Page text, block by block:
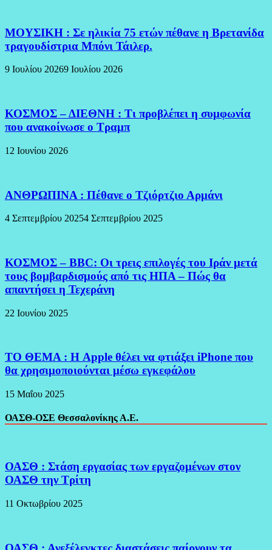
ΜΟΥΣΙΚΗ : Σε ηλικία 75 ετών πέθανε η Βρετανίδα
τραγουδίστρια Μπόνι Τάιλερ.
9 Ιουλίου 20269 Ιουλίου 2026
ΚΟΣΜΟΣ – ΔΙΕΘΝΗ : Τι προβλέπει η συμφωνία
που ανακοίνωσε ο Τραμπ
12 Ιουνίου 2026
ΑΝΘΡΩΠΙΝΑ : Πέθανε ο Τζιόρτζιο Αρμάνι
4 Σεπτεμβρίου 20254 Σεπτεμβρίου 2025
ΚΟΣΜΟΣ – BBC: Οι τρεις επιλογές του Ιράν μετά
τους βομβαρδισμούς από τις ΗΠΑ – Πώς θα
απαντήσει η Τεχεράνη
22 Ιουνίου 2025
ΤΟ ΘΕΜΑ : Η Apple θέλει να φτιάξει iPhone που
θα χρησιμοποιούνται μέσω εγκεφάλου
15 Μαΐου 2025
ΟΑΣΘ-ΟΣΕ Θεσσαλονίκης Α.Ε.
ΟΑΣΘ : Στάση εργασίας των εργαζομένων στον
ΟΑΣΘ την Τρίτη
11 Οκτωβρίου 2025